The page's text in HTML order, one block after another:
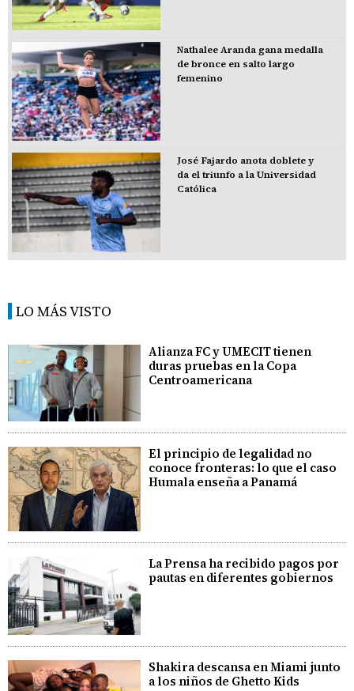
Nathalee Aranda gana medalla
de bronce en salto largo
femenino
José Fajardo anota doblete y
da el triunfo a la Universidad
Católica
LO MÁS VISTO
Alianza FC y UMECIT tienen
duras pruebas en la Copa
Centroamericana
El principio de legalidad no
conoce fronteras: lo que el caso
Humala enseña a Panamá
La Prensa ha recibido pagos por
pautas en diferentes gobiernos
Shakira descansa en Miami junto
a los niños de Ghetto Kids